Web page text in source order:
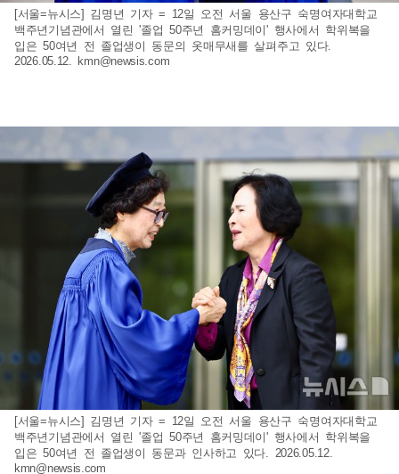
[서울=뉴시스] 김명년 기자 = 12일 오전 서울 용산구 숙명여자대학교
백주년기념관에서 열린 '졸업 50주년 홈커밍데이' 행사에서 학위복을
입은 50여년 전 졸업생이 동문의 옷매무새를 살펴주고 있다.
2026.05.12. kmn@newsis.com
[서울=뉴시스] 김명년 기자 = 12일 오전 서울 용산구 숙명여자대학교
백주년기념관에서 열린 '졸업 50주년 홈커밍데이' 행사에서 학위복을
입은 50여년 전 졸업생이 동문과 인사하고 있다. 2026.05.12.
kmn@newsis.com